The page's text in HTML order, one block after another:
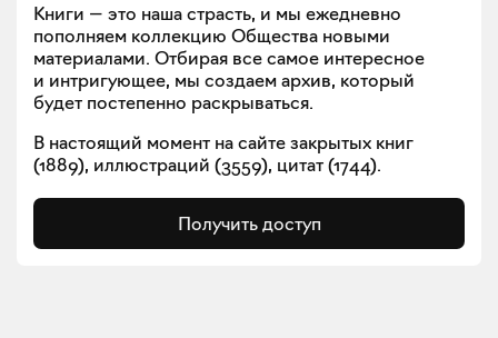
Книги — это наша страсть, и мы ежедневно
пополняем коллекцию Общества новыми
материалами. Отбирая все самое интересное
и интригующее, мы создаем архив, который
будет постепенно раскрываться.
В настоящий момент на сайте закрытых книг
(1889), иллюстраций (3559), цитат (1744).
Получить доступ